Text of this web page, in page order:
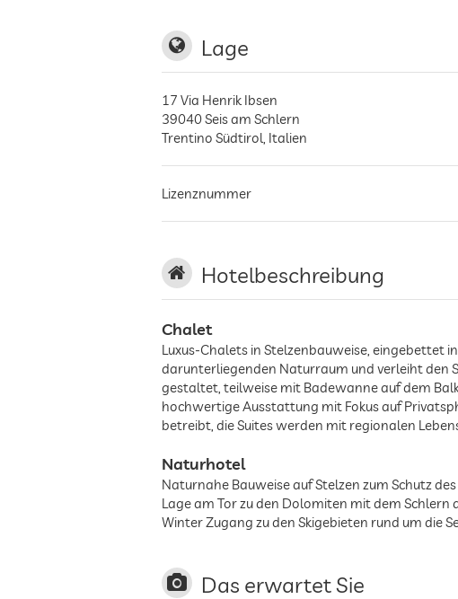
Lage
17 Via Henrik Ibsen
39040Seis am Schlern
Trentino Südtirol Italien
Lizenznummer
Hotelbeschreibung
Chalet
Luxus-Chalets in Stelzenbauweise, eingebettet
darunterliegenden Naturraum und verleiht den
gestaltet, teilweise mit Badewanne auf dem
hochwertige Ausstattung mit Fokus auf
betreibt, die Suites werden mit regionalen
Naturhotel
Naturnahe Bauweise auf Stelzen zum Schutz
Lage am Tor zu den Dolomiten mit dem
Winter Zugang zu den Skigebieten rund um die
Das erwartet Sie